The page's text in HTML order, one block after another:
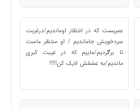
عمریست که در انتظار اوماندیم/درغربت
سردخویش جاماندیم / او منتظر ماست
تا برګردیم/ماییم که در غیبت کبری
ماندیم/به عشقش لایک کن!!!!!